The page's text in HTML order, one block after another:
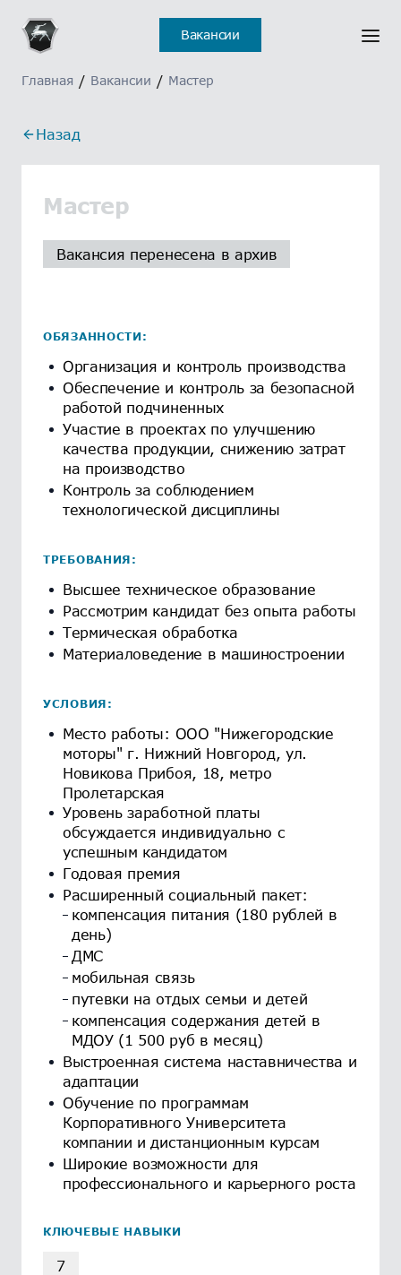
Вакансии
Главная / Вакансии / Мастер
Назад
Мастер
Вакансия перенесена в архив
ОБЯЗАННОСТИ:
Организация и контроль производства
Обеспечение и контроль за безопасной
работой подчиненных
Участие в проектах по улучшению
качества продукции, снижению затрат
на производство
Контроль за соблюдением
технологической дисциплины
ТРЕБОВАНИЯ:
Высшее техническое образование
Рассмотрим кандидат без опыта работы
Термическая обработка
Материаловедение в машиностроении
УСЛОВИЯ:
Место работы: ООО "Нижегородские
моторы" г. Нижний Новгород, ул.
Новикова Прибоя, 18, метро
Пролетарская
Уровень заработной платы
обсуждается индивидуально с
успешным кандидатом
Годовая премия
Расширенный социальный пакет:
компенсация питания (180 рублей в
день)
ДМС
мобильная связь
путевки на отдых семьи и детей
компенсация содержания детей в
МДОУ (1 500 руб в месяц)
Выстроенная система наставничества и
адаптации
Обучение по программам
Корпоративного Университета
компании и дистанционным курсам
Широкие возможности для
профессионального и карьерного роста
КЛЮЧЕВЫЕ НАВЫКИ
7